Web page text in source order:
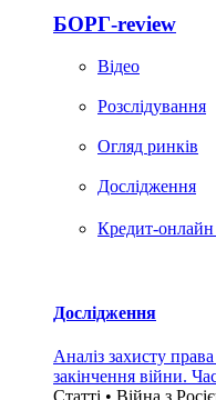
БОРГ-review
Вiдео
Розслідування
Огляд ринків
Дослідження
Кредит-онлайн
Дослідження
Аналіз захисту
закінчення війни.
Статті • Війна з